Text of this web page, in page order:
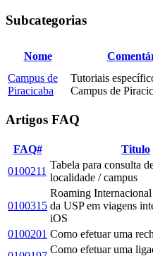
Subcategorias
Nome
Campus de
Piracicaba
Tutoriais
Campus de
Artigos FAQ
FAQ# Titulo
0100211
Tabela para consulta
localidade / campus
0100315
Roaming
da USP em viagens
iOS
0100201 Como efetuar uma
Como efetuar uma